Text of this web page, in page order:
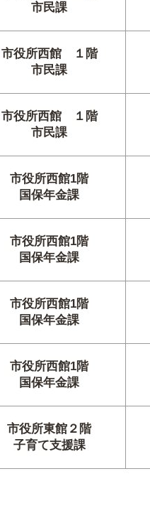
市民課
市役所西館 １階
市民課
市役所西館 １階
市民課
市役所西館1階
国保年金課
市役所西館1階
国保年金課
市役所西館1階
国保年金課
市役所西館1階
国保年金課
市役所東館２階
子育て支援課